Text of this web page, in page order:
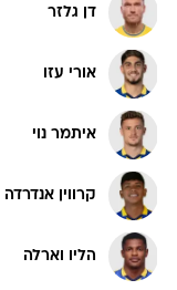
דן גלזר
אורי עזו
איתמר נוי
קרווין אנדרדה
הליו וארלה